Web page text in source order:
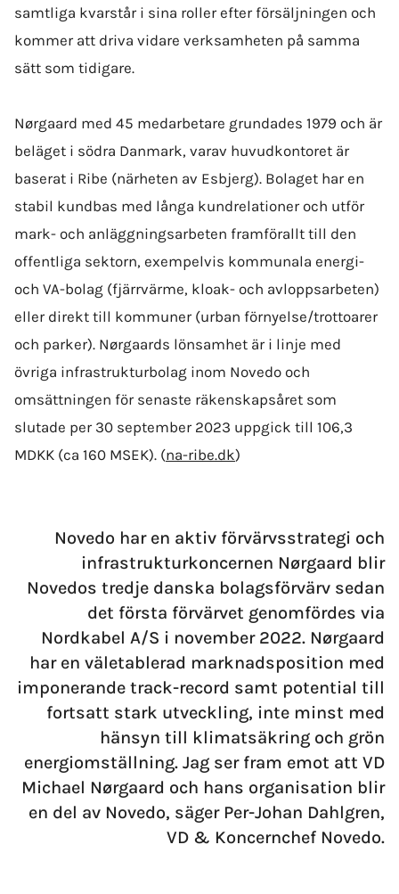
samtliga kvarstår i sina roller efter försäljningen och
kommer att driva vidare verksamheten på samma
sätt som tidigare.
Nørgaard med 45 medarbetare grundades 1979 och är
beläget i södra Danmark, varav huvudkontoret är
baserat i Ribe (närheten av Esbjerg). Bolaget har en
stabil kundbas med långa kundrelationer och utför
mark- och anläggningsarbeten framförallt till den
offentliga sektorn, exempelvis kommunala energi-
och VA-bolag (fjärrvärme, kloak- och avloppsarbeten)
eller direkt till kommuner (urban förnyelse/trottoarer
och parker). Nørgaards lönsamhet är i linje med
övriga infrastrukturbolag inom Novedo och
omsättningen för senaste räkenskapsåret som
slutade per 30 september 2023 uppgick till 106,3
MDKK (ca 160 MSEK). (na-ribe.dk)
Novedo har en aktiv förvärvsstrategi och
infrastrukturkoncernen Nørgaard blir
Novedos tredje danska bolags­förvärv sedan
det första förvärvet genomfördes via
Nordkabel A/S i november 2022. Nørgaard
har en väletablerad marknadsposition med
imponerande track-record samt potential till
fortsatt stark utveckling, inte minst med
hänsyn till klimatsäkring och grön
energiomställning. Jag ser fram emot att VD
Michael Nørgaard och hans organisation blir
en del av Novedo, säger Per-Johan Dahlgren,
VD & Koncernchef Novedo.